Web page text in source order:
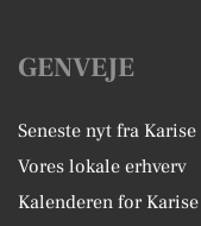
GENVEJE
Seneste nyt fra Karise
Vores lokale erhverv
Kalenderen for Karise